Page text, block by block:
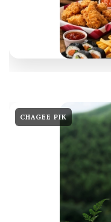
CHAGEE PIK